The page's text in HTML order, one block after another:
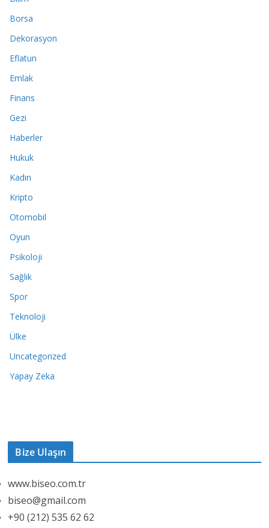
Borsa
Dekorasyon
Eflatun
Emlak
Finans
Gezi
Haberler
Hukuk
Kadın
Kripto
Otomobil
Oyun
Psikoloji
Sağlık
Spor
Teknoloji
Ülke
Uncategorized
Yapay Zeka
Bize Ulaşın
www.biseo.com.tr
biseo@gmail.com
+90 (212) 535 62 62